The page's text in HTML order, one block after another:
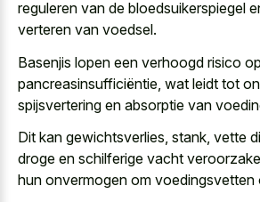
reguleren van de bloedsuikerspiegel
verteren van voedsel.
Basenjis lopen een verhoogd risico
pancreasinsufficiëntie, wat leidt tot
spijsvertering en absorptie van
Dit kan gewichtsverlies, stank, vette
droge en schilferige vacht
hun onvermogen om voedingsvetten